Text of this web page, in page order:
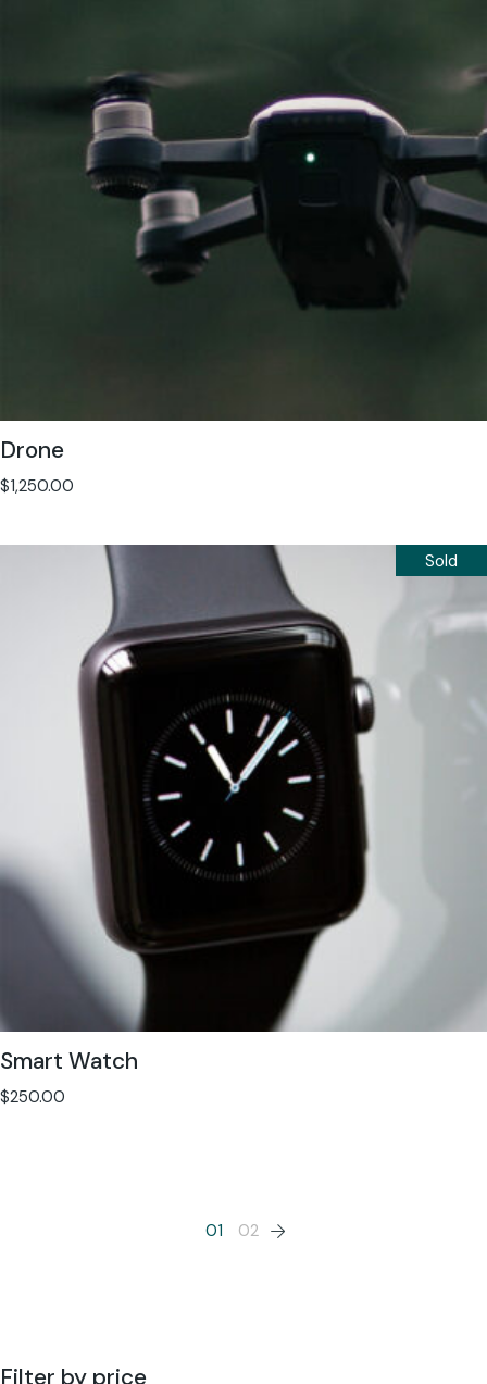
Drone
$1,250.00
Sold
Smart Watch
$250.00
01 02
Filter by price